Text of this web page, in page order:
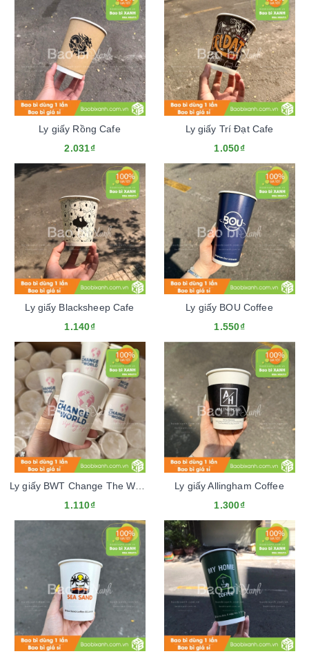
Ly giấy Rồng Cafe
2.031₫
Ly giấy Trí Đạt Cafe
1.050₫
Ly giấy Blacksheep Cafe
1.140₫
Ly giấy BOU Coffee
1.550₫
Ly giấy BWT Change The World
1.110₫
Ly giấy Allingham Coffee
1.300₫